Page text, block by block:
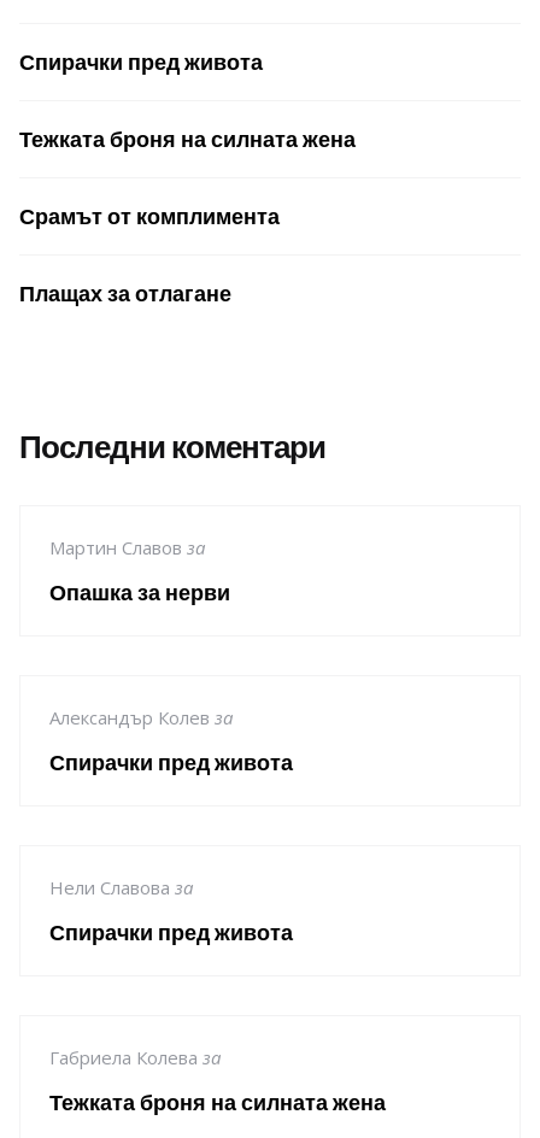
Спирачки пред живота
Тежката броня на силната жена
Срамът от комплимента
Плащах за отлагане
Последни коментари
Мартин Славов за
Опашка за нерви
Александър Колев за
Спирачки пред живота
Нели Славова за
Спирачки пред живота
Габриела Колева за
Тежката броня на силната жена